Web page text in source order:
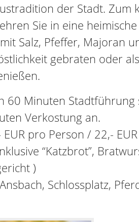
der Stadt. Zum
Sie in eine
Salz, Pfeffer, Majoran
gebraten oder
60 Minuten Stadtführung
Verkostung an.
EUR pro Person / 22,-
“Katzbrot”,
)
Schlossplatz,